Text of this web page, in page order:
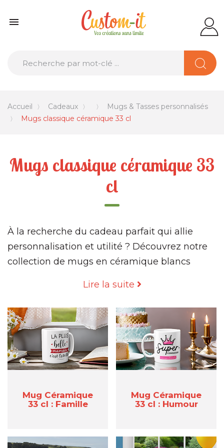

Accueil Cadeaux
Mugs & Tasses personnalisés
Mugs classique céramique 33 cl
Mugs classique céramique 33
cl
À la recherche du cadeau parfait qui allie
personnalisation et utilité ? Découvrez notre
collection de mugs en céramique blancs
gratitude,célébrer un anniversaireou
afficher votre passion, nos mugs uniques
répondent à vos besoins tout en ajoutant une
touche personnelle.
Cadeau Utile à Moins de
20 Euros
Lire la suite
Mug Céramique
33 cl : Famille
Mug Céramique
33 cl : Humour